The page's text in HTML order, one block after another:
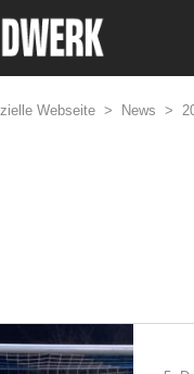
Webseite > News >